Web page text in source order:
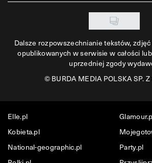
Dalsze rozpowszechnianie tekstów,
opublikowanych w serwisie w całości
uprzedniej zgody
©BURDA MEDIA POLSKA SP. Z
Elle.pl
Kobieta.pl
National-geographic.pl
Party.pl